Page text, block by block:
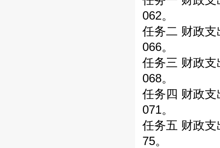
062。
任务二 财
066。
任务三 财
068。
任务四 财
071。
任务五 财
75。